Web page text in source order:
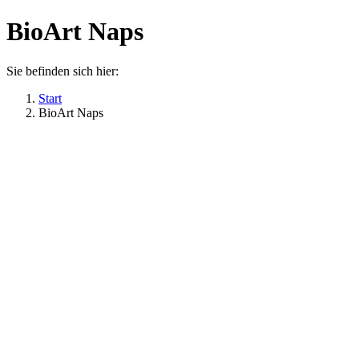
BioArt Naps
Sie befinden sich hier:
Start
BioArt Naps